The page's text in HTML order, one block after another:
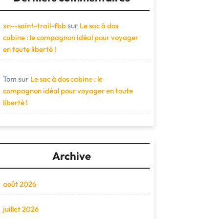
xn--saint-trail-fbbsur Le sac à dos
cabine : le compagnon idéal pour voyager
en toute liberté !
Tom sur Le sac à dos cabine : le
compagnon idéal pour voyager en toute
liberté !
Archive
août 2026
juillet 2026